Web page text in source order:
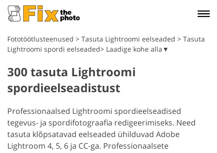
Fototöötlusteenused > Tasuta Lightroomi eelseaded > Tasuta
Lightroomi spordi eelseaded> Laadige kohe alla▼
300 tasuta Lightroomi
spordieelseadistust
Professionaalsed Lightroomi spordieelseadised
tegevus- ja spordifotograafia redigeerimiseks. Need
tasuta klõpsatavad eelseaded ühilduvad Adobe
Lightroom 4, 5, 6 ja CC-ga. Professionaalsete